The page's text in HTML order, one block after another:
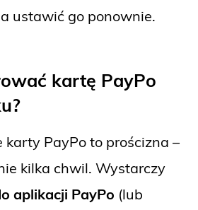
ustawić go ponownie.
kartę PayPo
PayPo to prościzna –
kilka chwil. Wystarczy
aplikacji PayPo (lub